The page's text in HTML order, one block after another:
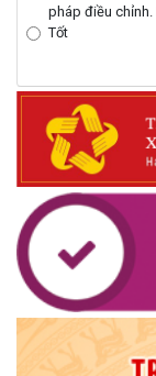
pháp điều chỉnh.
Tốt